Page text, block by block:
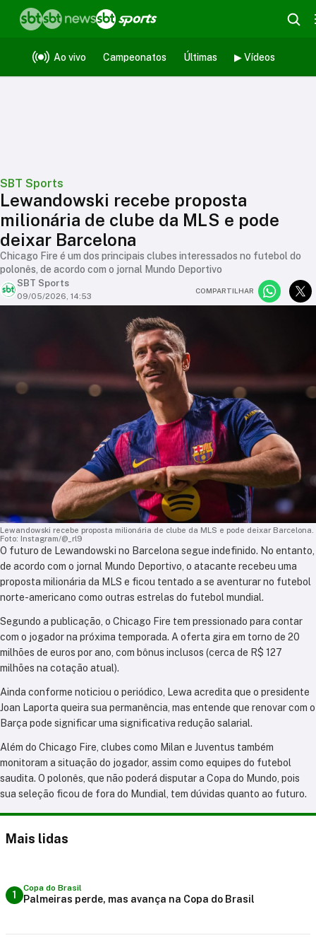
Ao vivo Campeonatos Últimas ▶ Vídeos
SBT Sports
Lewandowski recebe proposta
milionária de clube da MLS e pode
deixar Barcelona
Chicago Fire é um dos principais clubes interessados no futebol do
polonês, de acordo com o jornal Mundo Deportivo
SBT Sports
09/05/2026, 14:53
COMPARTILHAR
Lewandowski recebe proposta milionária de clube da MLS e pode deixar Barcelona.
Foto: Instagram/@_rl9
O futuro de Lewandowski no Barcelona segue indefinido. No entanto,
de acordo com o jornal Mundo Deportivo, o atacante recebeu uma
proposta milionária da MLS e ficou tentado a se aventurar no futebol
norte-americano como outras estrelas do futebol mundial.
Segundo a publicação, o Chicago Fire tem pressionado para contar
com o jogador na próxima temporada. A oferta gira em torno de 20
milhões de euros por ano, com bônus inclusos (cerca de R$ 127
milhões na cotação atual).
Ainda conforme noticiou o periódico, Lewa acredita que o presidente
Joan Laporta queira sua permanência, mas entende que renovar com o
Barça pode significar uma significativa redução salarial.
Além do Chicago Fire, clubes como Milan e Juventus também
monitoram a situação do jogador, assim como equipes do futebol
saudita. O polonês, que não poderá disputar a Copa do Mundo, pois
sua seleção ficou de fora do Mundial, tem dúvidas quanto ao futuro.
Mais lidas
1
Copa do Brasil
Palmeiras perde, mas avança na Copa do Brasil